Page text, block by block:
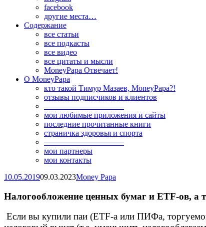
facebook
другие места…
Содержание
все статьи
все подкасты
все видео
все цитаты и мысли
MoneyPapa Отвечает!
О MoneyPapa
кто такой Тимур Мазаев, MoneyPapa?!
отзывы подписчиков и клиентов
——————————
мои любимые приложения и сайты
последние прочитанные книги
страничка здоровья и спорта
——————————
мои партнеры
мои контакты
10.05.201909.03.2023Money Papa
Налогообложение ценных бумаг и ETF-ов, а
Если вы купили паи (ETF-а или ПИФа,